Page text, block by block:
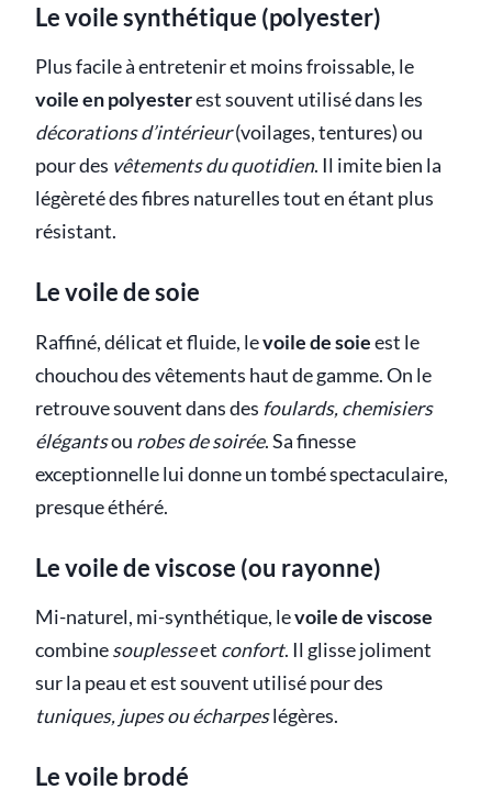
Le voile synthétique (polyester)
Plus facile à entretenir et moins froissable, le
voile en polyesterest souvent utilisé dans les
décorations d’intérieur(voilages, tentures) ou
pour des vêtements du quotidien. Il imite bien la
légèreté des fibres naturelles tout en étant plus
résistant.
Le voile de soie
Raffiné, délicat et fluide, levoile de soieest le
chouchou des vêtements haut de gamme. On le
retrouve souvent dans des foulards, chemisiers
élégantsou robes de soirée. Sa finesse
exceptionnelle lui donne un tombé spectaculaire,
presque éthéré.
Le voile de viscose (ou rayonne)
Mi-naturel, mi-synthétique, levoile de viscose
combinesouplesseet confort. Il glisse joliment
sur la peau et est souvent utilisé pour des
tuniques, jupes ou écharpeslégères.
Le voile brodé